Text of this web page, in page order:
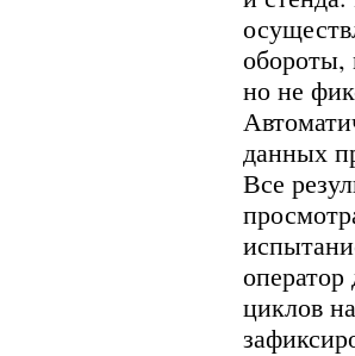
обороты,
но не
данных
Все
циклов